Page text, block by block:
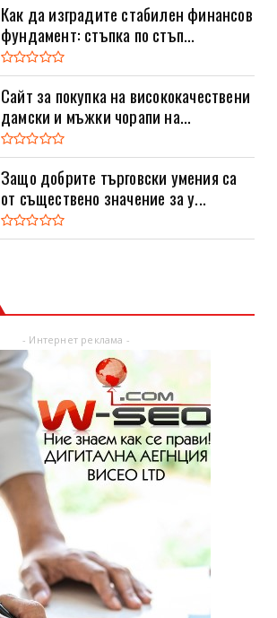
Как да изградите стабилен финансов
фундамент: стъпка по стъп...
Сайт за покупка на висококачествени
дамски и мъжки чорапи на...
Защо добрите търговски умения са
от съществено значение за у...
- Интернет реклама -